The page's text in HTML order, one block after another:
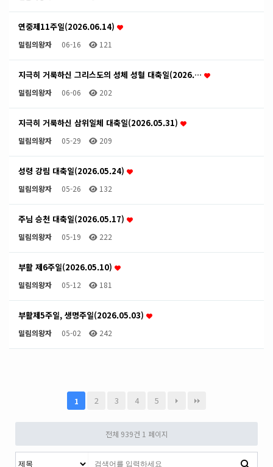
연중제11주일(2026.06.14)
밀림의왕자 06-16 121
지극히 거룩하신 그리스도의 성체 성혈 대축일(2026.…
밀림의왕자 06-06 202
지극히 거룩하신 삼위일체 대축일(2026.05.31)
밀림의왕자 05-29 209
성령 강림 대축일(2026.05.24)
밀림의왕자 05-26 132
주님 승천 대축일(2026.05.17)
밀림의왕자 05-19 222
부활 제6주일(2026.05.10)
밀림의왕자 05-12 181
부활제5주일, 생명주일(2026.05.03)
밀림의왕자 05-02 242
1 2 3 4 5
전체 939건 1 페이지